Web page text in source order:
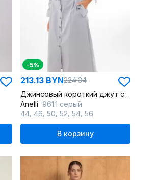
-5%
213.13 BYN224.34
Джинсовый короткий джут с длинными рукавами и застежкой
Anelli 961.1 серый
44 46 50 52 54 56
В корзину